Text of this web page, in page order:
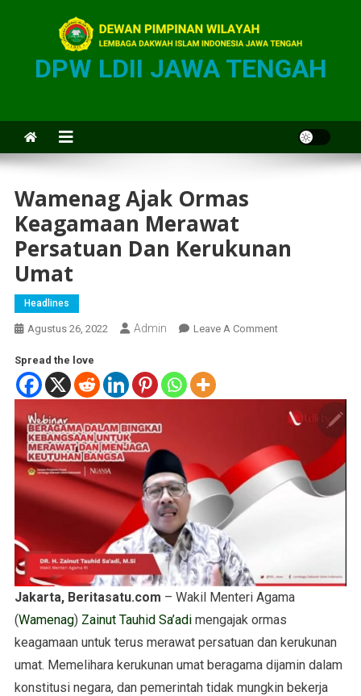
DPW LDII JAWA TENGAH
Wamenag Ajak Ormas
Keagamaan Merawat
Persatuan Dan Kerukunan
Umat
Headlines
Agustus 26, 2022 Admin Leave A Comment
Spread the love
Jakarta, Beritasatu.com – Wakil Menteri Agama
(Wamenag) Zainut Tauhid Sa’adimengajak ormas
keagamaan untuk terus merawat persatuan dan kerukunan
umat. Memelihara kerukunan umat beragama dijamin dalam
konstitusi negara, dan pemerintah tidak mungkin bekerja